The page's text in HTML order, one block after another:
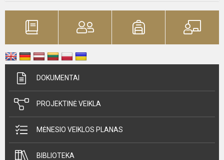
DOKUMENTAI
PROJEKTINĖ VEIKLA
MĖNESIO VEIKLOS PLANAS
BIBLIOTEKA